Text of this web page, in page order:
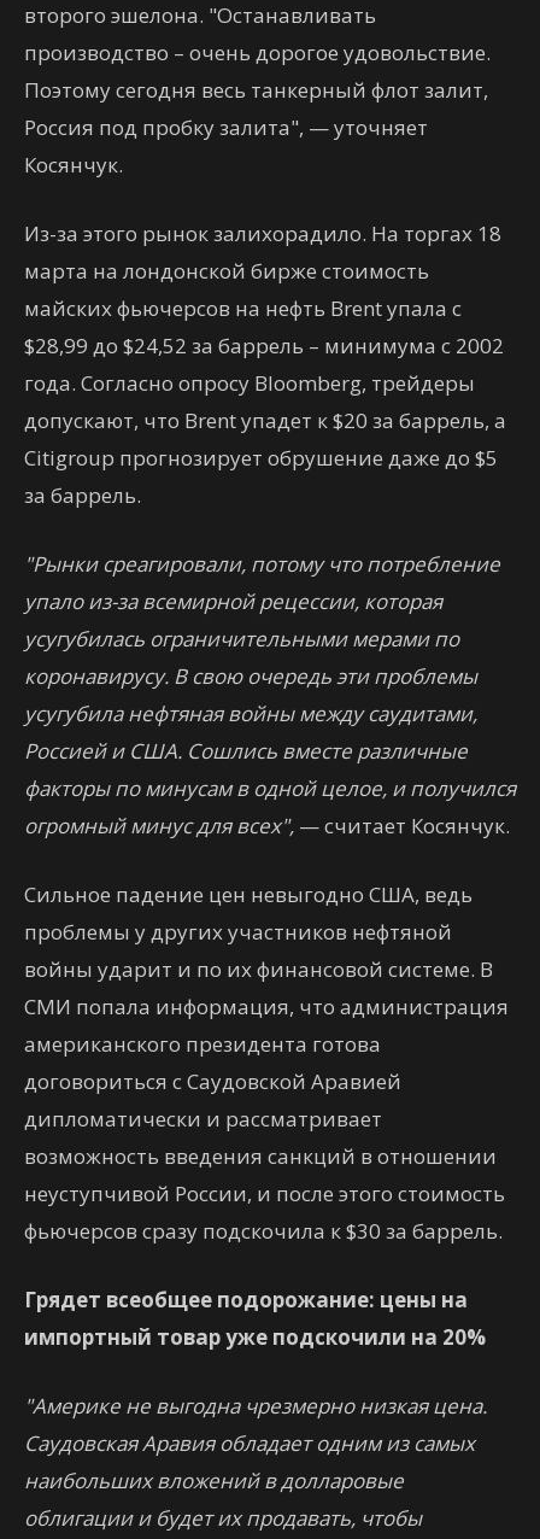
второго эшелона. "Останавливать
производство – очень дорогое удовольствие.
Поэтому сегодня весь танкерный флот залит,
Россия под пробку залита", — уточняет
Косянчук.
Из-за этого рынок залихорадило. На торгах 18
марта на лондонской бирже стоимость
майских фьючерсов на нефть Brent упала с
$28,99 до $24,52 за баррель – минимума с 2002
года. Согласно опросу Bloomberg, трейдеры
допускают, что Brent упадет к $20 за баррель, а
Citigroup прогнозирует обрушение даже до $5
за баррель.
"Рынки среагировали, потому что потребление
упало из-за всемирной рецессии, которая
усугубилась ограничительными мерами по
коронавирусу. В свою очередь эти проблемы
усугубила нефтяная войны между саудитами,
Россией и США. Сошлись вместе различные
факторы по минусам в одной целое, и получился
огромный минус для всех", — считает Косянчук.
Сильное падение цен невыгодно США, ведь
проблемы у других участников нефтяной
войны ударит и по их финансовой системе. В
СМИ попала информация, что администрация
американского президента готова
договориться с Саудовской Аравией
дипломатически и рассматривает
возможность введения санкций в отношении
неуступчивой России, и после этого стоимость
фьючерсов сразу подскочила к $30 за баррель.
Грядет всеобщее подорожание: цены на
импортный товар уже подскочили на 20%
"Америке не выгодна чрезмерно низкая цена.
Саудовская Аравия обладает одним из самых
наибольших вложений в долларовые
облигации и будет их продавать, чтобы